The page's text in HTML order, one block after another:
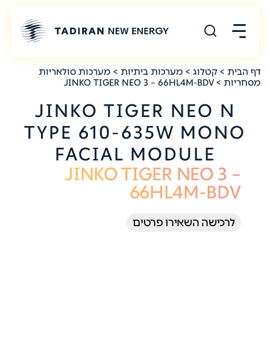
דף הבית > קטלוג > מערכות ביתיות > מערכות סולאריות
מסחריות > JINKO TIGER NEO 3 – 66HL4M-BDV
JINKO TIGER NEO N
TYPE 610-635W MONO
FACIAL MODULE
JINKO TIGER NEO 3 –
66HL4M-BDV
לרכישה השאירו פרטים